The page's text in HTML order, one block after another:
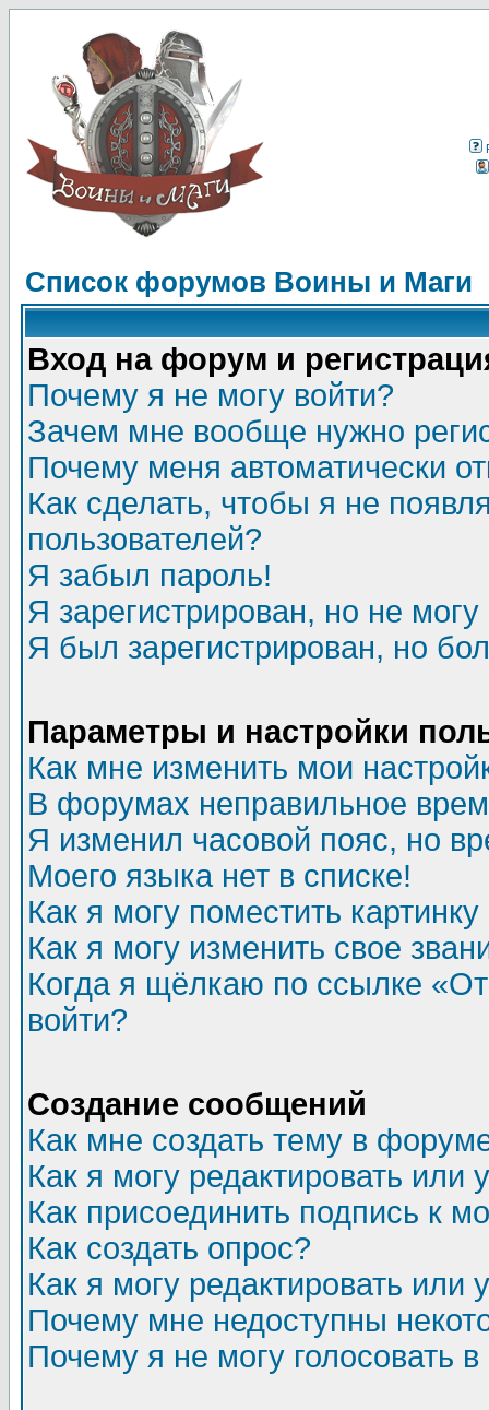
Список форумов Воины и Маги
Вход на форум и
Почему я не могу войти?
Зачем мне вообще нужно
Почему меня автоматически
Как сделать, чтобы я не
пользователей?
Я забыл пароль!
Я зарегистрирован, но не могу
Я был зарегистрирован, но
Параметры и настройки
Как мне изменить мои
В форумах неправильное
Я изменил часовой пояс, но
Моего языка нет в списке!
Как я могу поместить
Как я могу изменить свое
Когда я щёлкаю по ссылке
войти?
Создание сообщений
Как мне создать тему в
Как я могу редактировать или
Как присоединить подпись к
Как создать опрос?
Как я могу редактировать или
Почему мне недоступны
Почему я не могу голосовать